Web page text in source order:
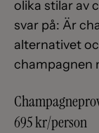
olika stilar av
svar på: Är
alternativet
champagnen
695 kr/person